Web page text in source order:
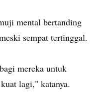
mental bertanding
sempat tertinggal.
mereka untuk
lagi," katanya.